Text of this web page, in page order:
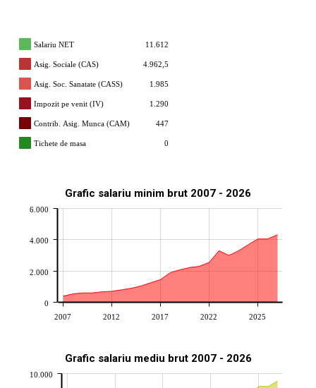
Salariu NET 11.612
Asig. Sociale (CAS) 4.962,5
Asig. Soc. Sanatate (CASS) 1.985
Impozit pe venit (IV) 1.290
Contrib. Asig. Munca (CAM) 447
Tichete de masa 0
Grafic salariu minim brut 2007 - 2026
2007 2012 2017 2022 2025
0
2.000
4.000
6.000
Grafic salariu mediu brut 2007 - 2026
10.000